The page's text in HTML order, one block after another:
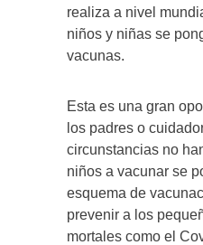
realiza a nivel
niños y niñas se
vacunas.
Esta es una gran
los padres o
circunstancias no
niños a vacunar se
esquema de
prevenir a los
mortales como el